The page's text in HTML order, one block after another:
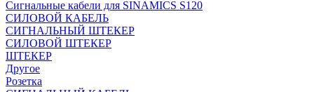
Сигнальные кабели для SINAMICS S120
СИЛОВОЙ КАБЕЛЬ
СИГНАЛЬНЫЙ ШТЕКЕР
СИЛОВОЙ ШТЕКЕР
ШТЕКЕР
Другое
Розетка